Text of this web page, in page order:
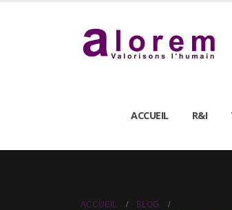
ACCUEIL R&I
ACCUEIL
BLOG